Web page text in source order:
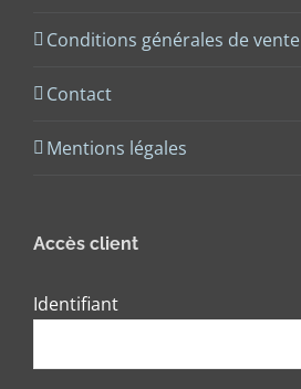
Conditions générales de vente
Contact
Mentions légales
Accès client
Identifiant